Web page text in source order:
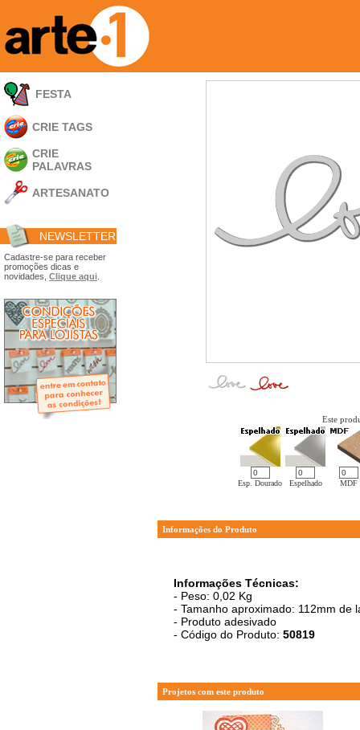
FESTA
CRIE TAGS
CRIE
PALAVRAS
ARTESANATO
Acrílico
Porta Retratos
Ferramentas
- Carimbões
- Embalagens
- Máscaras
- Espátulas
- Diversos
Álbuns
- Mini-Álbuns
- Páginas Mini
- Páginas Scrap
- Argolas
NEWSLETTER
Cadastre-se para receber
promoções dicas e
novidades, Clique aqui
Este
Esp. Dourado Espelhado MDF
Informações do Produto
Informações Técnicas:
- Peso: 0,02 Kg
- Tamanho aproximado: 112mm de
- Produto adesivado
- Código do Produto: 50819
Projetos com este produto